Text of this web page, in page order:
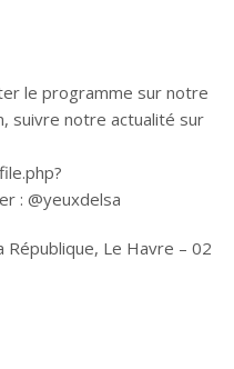
le programme sur notre
suivre notre actualité sur
: @yeuxdelsa
République, Le Havre – 02